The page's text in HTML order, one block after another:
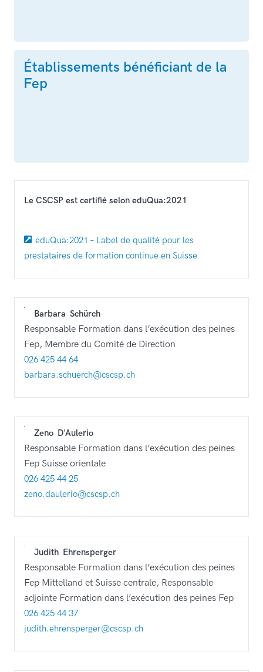
Établissements bénéficiant de la
Fep
Le CSCSP est certifié selon eduQua:2021
eduQua:2021 – Label de qualité pour les
prestataires de formation continue en Suisse
Barbara Schürch
Responsable Formation dans l’exécution des peines
Fep, Membre du Comité de Direction
026 425 44 64
barbara.schuerch@cscsp.ch
Zeno D'Aulerio
Responsable Formation dans l’exécution des peines
Fep Suisse orientale
026 425 44 25
zeno.daulerio@cscsp.ch
Judith Ehrensperger
Responsable Formation dans l’exécution des peines
Fep Mittelland et Suisse centrale, Responsable
adjointe Formation dans l’exécution des peines Fep
026 425 44 37
judith.ehrensperger@cscsp.ch